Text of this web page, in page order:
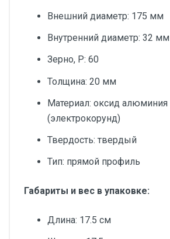
Внешний диаметр: 175 мм
Внутренний диаметр: 32 мм
Зерно, P: 60
Толщина: 20 мм
Материал: оксид алюминия
(электрокорунд)
Твердость: твердый
Тип: прямой профиль
Габариты и вес в упаковке:
Длина: 17.5 см